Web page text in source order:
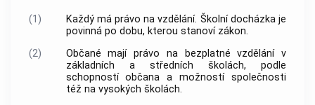
(1)
Každý má právo na vzdělání. Školní docházka je
povinná po dobu, kterou stanoví zákon.
(2)
Občané mají právo na bezplatné vzdělání v
základních a středních školách, podle
schopností občana a možností společnosti
též na vysokých školách.